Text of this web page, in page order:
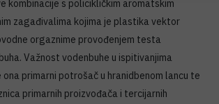
kombinacije s policikličkim aromatskim
zagađivalima kojima je plastika vektor
orgaznime provođenjem testa
Važnost vodenbuhe u ispitivanjima
primarni potrošač u hranidbenom lancu te
primarnih proizvođača i tercijarnih